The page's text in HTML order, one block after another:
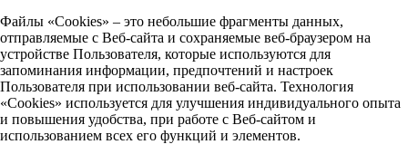
Файлы «Cookies» – это небольшие фрагменты данных,
отправляемые с Веб-сайта и сохраняемые веб-браузером на
устройстве Пользователя, которые используются для
запоминания информации, предпочтений и настроек
Пользователя при использовании веб-сайта. Технология
«Cookies» используется для улучшения индивидуального опыта
и повышения удобства, при работе с Веб-сайтом и
использованием всех его функций и элементов.